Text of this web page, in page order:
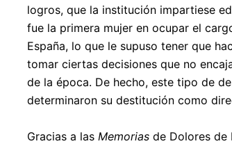
logros, que la institución impartiese
fue la primera mujer en ocupar el
España, lo que le supuso tener que
tomar ciertas decisiones que no
de la época. De hecho, este tipo de
determinaron su destitución como
Gracias a las Memorias de Dolores de